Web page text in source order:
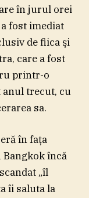
în jurul orei
fost imediat
de fiica şi
care a fost
printr-o
anul trecut, cu
sa.
în faţa
încă
„îl
îi saluta la